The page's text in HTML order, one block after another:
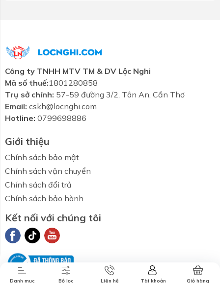
tiết
kiệm
Thương hiệu
Công ty TNHH MTV TM & DV Lộc Nghi
Mã số thuế:1801280858
Trụ sở chính: 57-59 đường 3/2, Tân An, Cần Thơ
Email: cskh@locnghi.com
Hotline: 0799698886
Giới thiệu
Chính sách bảo mật
Chính sách vận chuyển
Chính sách đổi trả
Chính sách bảo hành
Kết nối với chúng tôi
Danh mục Bộ lọc Liên hệ Tài khoản Giỏ hàng